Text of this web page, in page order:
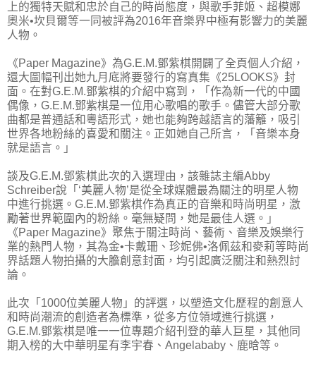
上的獨特天賦和忠於自己的時尚態度，與歌手菲姬、超模娜
奧米•坎貝爾等一同被評為2016年音樂界中極有影響力的美麗
人物。
《Paper Magazine》為G.E.M.鄧紫棋開闢了全頁個人介紹，
還大圖幅刊出她九月底將要發行的寫真集《25LOOKS》封
面。在對G.E.M.鄧紫棋的介紹中寫到，「作為新一代的中國
偶像，G.E.M.鄧紫棋是一位用心歌唱的歌手。儘管大部分歌
曲都是普通話和粵語形式，她也能夠跨越語言的藩籬，吸引
世界各地粉絲的喜愛和關注。正如她自己所言，「音樂本身
就是語言。」
談及G.E.M.鄧紫棋此次的入選理由，該雜誌主編Abby
Schreiber說「‘美麗人物’是從全球媒體最為關注的明星人物
中進行挑選。G.E.M.鄧紫棋作為真正的音樂和時尚明星，激
勵著世界範圍內的粉絲。毫無疑問，她是最佳人選。」
《Paper Magazine》聚焦于關注時尚、藝術、音樂及娛樂行
業的熱門人物，其為金•卡戴珊、珍妮佛•洛佩茲和麥莉等時尚
界話題人物拍攝的大膽創意封面，均引起廣泛關注和熱烈討
論。
此次「1000位美麗人物」的評選，以塑造文化歷程的創意人
和時尚潮流的創造者為標準，從多方位領域進行挑選，
G.E.M.鄧紫棋是唯一一位專題介紹刊登的華人巨星，其他同
期入榜的大中華明星有李宇春、Angelababy、鹿晗等。